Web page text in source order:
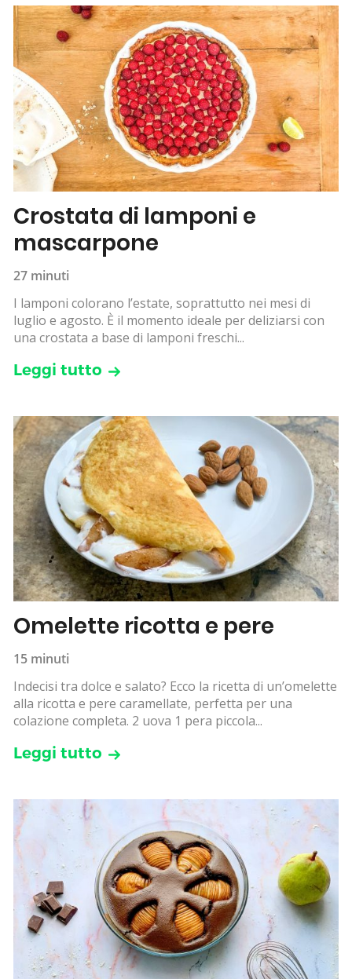
Crostata di lamponi e
mascarpone
27 minuti
I lamponi colorano l’estate, soprattutto nei mesi di
luglio e agosto. È il momento ideale per deliziarsi con
una crostata a base di lamponi freschi...
Leggi tutto
Omelette ricotta e pere
15 minuti
Indecisi tra dolce e salato? Ecco la ricetta di un’omelette
alla ricotta e pere caramellate, perfetta per una
colazione completa. 2 uova 1 pera piccola...
Leggi tutto